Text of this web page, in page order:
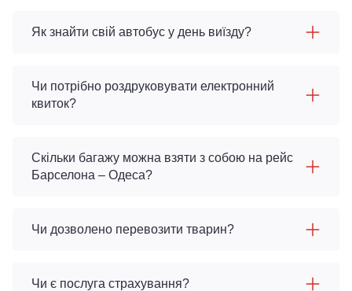
Як знайти свій автобус у день виїзду?
Чи потрібно роздруковувати електронний
квиток?
Скільки багажу можна взяти з собою на рейс
Барселона – Одеса?
Чи дозволено перевозити тварин?
Чи є послуга страхування?